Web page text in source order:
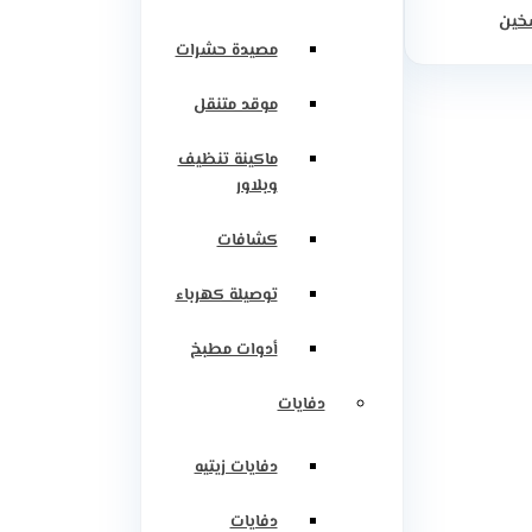
مصيدة حشرات
موقد متنقل
ماكينة تنظيف
وبلاور
كشافات
توصيلة كهرباء
أدوات مطبخ
دفايات
دفايات زيتيه
دفايات